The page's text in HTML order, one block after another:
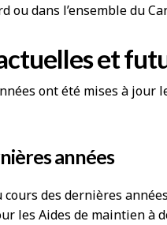
dans l’ensemble du
et
ont été mises à
années
cours des dernières
les Aides de maintien à